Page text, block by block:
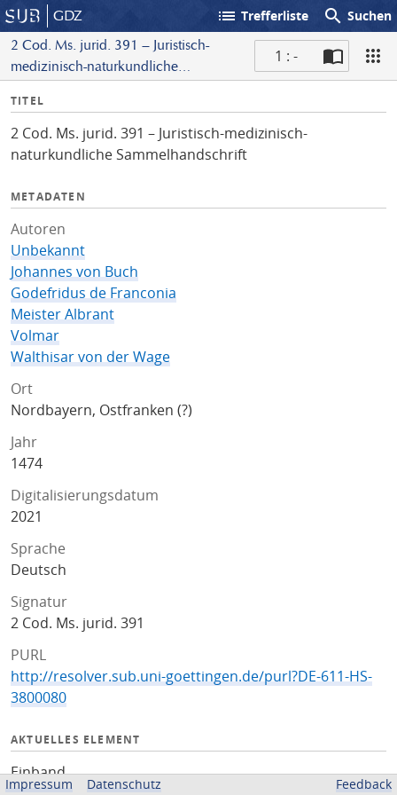
GDZ list Trefferliste search Suchen
2 Cod. Ms. jurid. 391 – Juristisch-
medizinisch-naturkundliche
1 : -
I
f
o
TITEL
2 Cod. Ms. jurid. 391 – Juristisch-medizinisch-
naturkundliche Sammelhandschrift
METADATEN
Autoren
Unbekannt
Johannes von Buch
Godefridus de Franconia
Meister Albrant
Volmar
Walthisar von der Wage
Ort
Nordbayern, Ostfranken (?)
Jahr
1474
Digitalisierungsdatum
2021
Sprache
Deutsch
Signatur
2 Cod. Ms. jurid. 391
PURL
http://resolver.sub.uni-goettingen.de/purl?DE-611-HS-
3800080
AKTUELLES ELEMENT
Einband
Impressum Datenschutz Feedback